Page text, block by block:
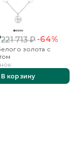
221 713₽-64%
золота с
В корзину